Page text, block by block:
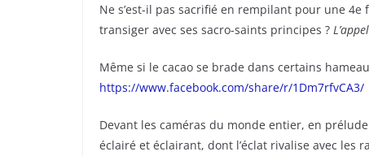
Ne s’est-il pas sacrifié en rempilant pour une
transiger avec ses sacro-saints principes ?
Même si le cacao se brade dans certains
https://www.facebook.com/share/r/1Dm7rfvCA3/
Devant les caméras du monde entier, en
éclairé et éclairant, dont l’éclat rivalise avec les